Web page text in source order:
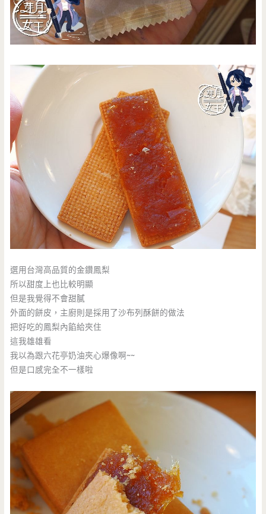
選用台灣高品質的金鑽鳳梨
所以甜度上也比較明顯
但是我覺得不會甜膩
外面的餅皮，主廚則是採用了沙布列酥餅的做法
把好吃的鳳梨內餡給夾住
這我雄雄看
我以為跟六花亭奶油夾心爆像啊~~
但是口感完全不一樣啦